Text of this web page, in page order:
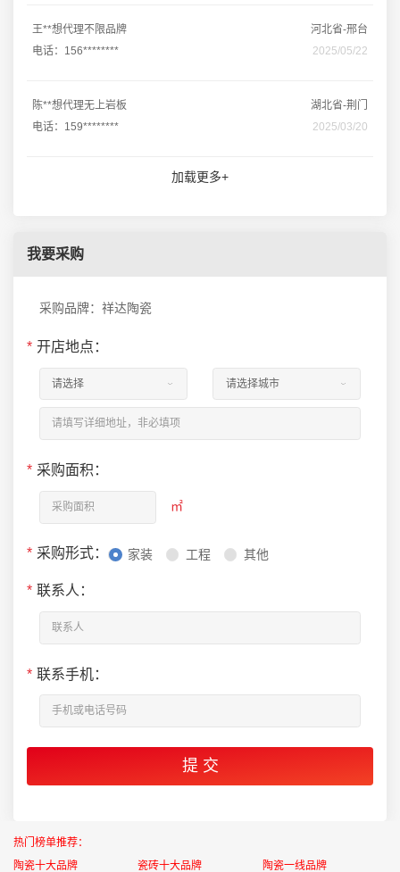
王**想代理不限品牌
河北省-邢台
电话：156********
2025/05/22
陈**想代理无上岩板
湖北省-荆门
电话：159********
2025/03/20
加载更多+
我要采购
采购品牌：祥达陶瓷
* 开店地点：
* 采购面积：
㎡
* 采购形式： 家装 工程 其他
* 联系人：
* 联系手机：
热门榜单推荐：
陶瓷十大品牌
瓷砖十大品牌 陶瓷一线品牌